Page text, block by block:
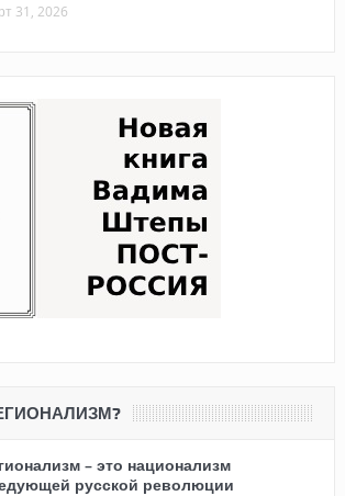
31, 2026
– это национализм
русской революции